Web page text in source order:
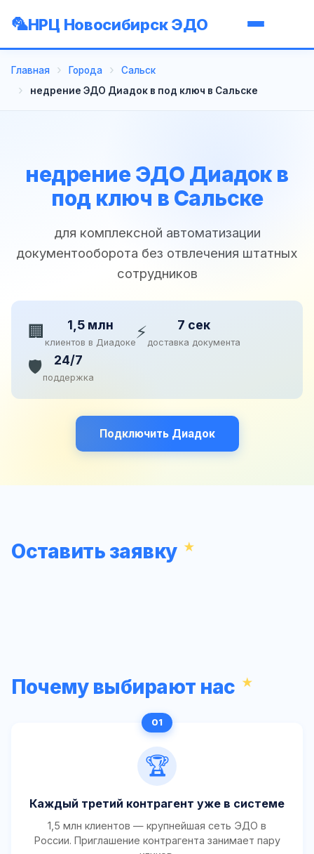
НРЦ Новосибирск ЭДО
Главная Города
Сальск
недрение ЭДО Диадок в под ключ в Сальске
недрение ЭДО Диадок в
под ключ в Сальске
для комплексной автоматизации
документооборота без отвлечения штатных
сотрудников
🏢 1,5 млн
клиентов в Диадоке⚡ 7 сек
доставка документа
🛡️ 24/7
поддержка
Подключить Диадок
Оставить заявку
Почему выбирают нас
🏆
Каждый третий контрагент уже в системе
1,5 млн клиентов — крупнейшая сеть ЭДО в
России. Приглашение контрагента занимает пару